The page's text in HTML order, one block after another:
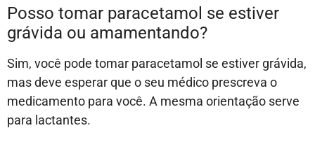
Posso tomar paracetamol se estiver
grávida ou amamentando?
Sim, você pode tomar paracetamol se estiver grávida,
mas deve esperar que o seu médico prescreva o
medicamento para você. A mesma orientação serve
para lactantes.